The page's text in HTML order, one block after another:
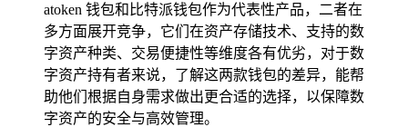
atoken 钱包和比特派钱包作为代表性产品，二者在
多方面展开竞争，它们在资产存储技术、支持的数
字资产种类、交易便捷性等维度各有优劣，对于数
字资产持有者来说，了解这两款钱包的差异，能帮
助他们根据自身需求做出更合适的选择，以保障数
字资产的安全与高效管理。